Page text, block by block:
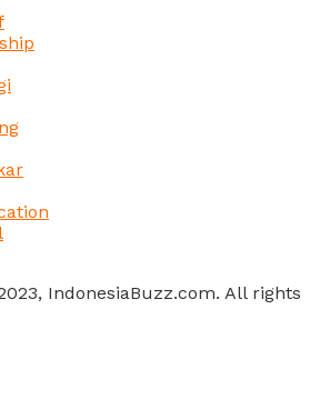
IndonesiaBuzz.com. All rights